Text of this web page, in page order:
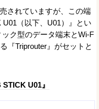
されていますが、この端
（以下、U01）』とい
ク型のデータ端末とWi-F
『Triprouter』がセットと
U01』